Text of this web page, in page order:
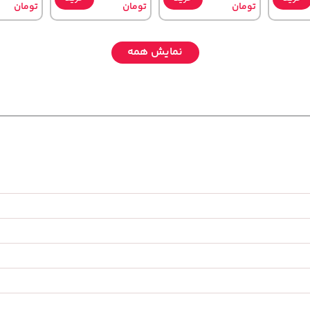
تومان
تومان
تومان
3,880,000
165,900
نمایش همه